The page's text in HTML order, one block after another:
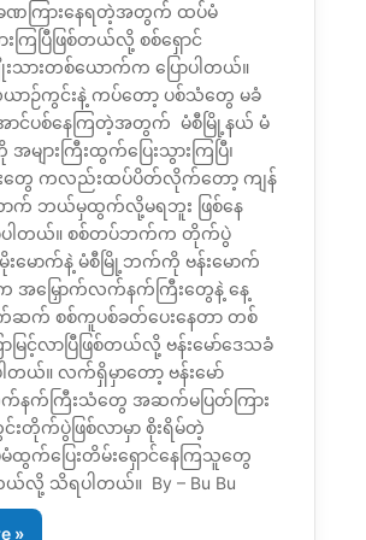
ဏကြားနေရတဲ့အတွက် ထပ်မံ
းကြပြီဖြစ်တယ်လို့ စစ်ရှောင်
ားတစ်ယောက်က ပြောပါတယ်။
ဉ်ကွင်းနဲ့ ကပ်တော့ ပစ်သံတွေ မခံ
ာင်ပစ်နေကြတဲ့အတွက် မံစီမြို့နယ် မံ
ျားကြီးထွက်ပြေးသွားကြပြီ၊
းတွေ ကလည်းထပ်ပိတ်လိုက်တော့ ကျန်
ာက် ဘယ်မှထွက်လို့မရဘူး ဖြစ်နေ
ပါတယ်။ စစ်တပ်ဘက်က တိုက်ပွဲ
မိုးမောက်နဲ့ မံစီမြို့ဘက်ကို ဗန်းမောက်
အမြှောက်လက်နက်ကြီးတွေနဲ့ နေ့
ဆက် စစ်ကူပစ်ခတ်ပေးနေတာ တစ်
မြင့်လာပြီဖြစ်တယ်လို့ ဗန်းမော်ဒေသခံ
တယ်။ လက်ရှိမှာတော့ ဗန်းမော်
က်နက်ကြီးသံတွေ အဆက်မပြတ်ကြား
င်းတိုက်ပွဲဖြစ်လာမှာ စိုးရိမ်တဲ့
ပြေးတိမ်းရှောင်နေကြသူတွေ
လို့ သိရပါတယ်။ By – Bu Bu
»